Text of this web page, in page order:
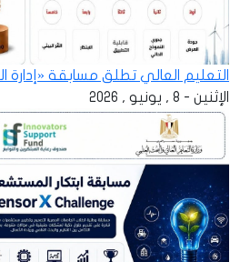
التعليم العالي تطلق مسابقة «إدارة
الإثنين - 8 , يونيو , 2026